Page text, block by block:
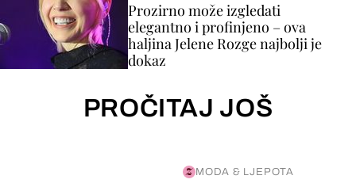
Prozirno može izgledati
elegantno i profinjeno – ova
haljina Jelene Rozge najbolji je
dokaz
PROČITAJ JOŠ
MODA & LJEPOTA